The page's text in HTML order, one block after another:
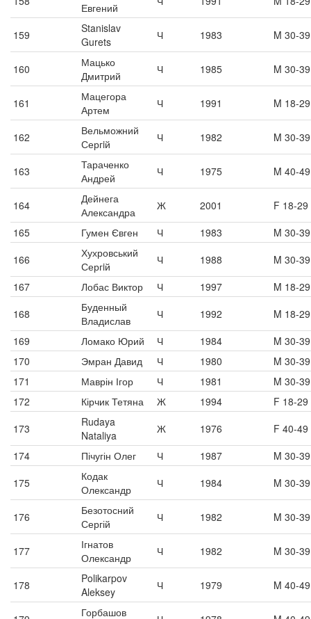
Евгений
159
Stanislav
Gurets
Ч 1983 M 30-39
160
Мацько
Дмитрий
Ч 1985 M 30-39
161
Мацегора
Артем
Ч 1991 M 18-29
162
Вельможний
Сергiй
Ч 1982 M 30-39
163
Тараченко
Андрей
Ч 1975 M 40-49
164
Дейнега
Александра
Ж 2001
F 18-29
165
Гумен Євген Ч 1983
M 30-39
166
Хухровський
Сергiй
Ч 1988
M 30-39
167
Лобас Виктор Ч 1997
M 18-29
168
Буденный
Владислав
Ч 1992
M 18-29
169
Ломако Юрий Ч 1984
M 30-39
170
Эмран Давид Ч 1980
M 30-39
171
Маврін Ігор Ч 1981
M 30-39
172
Кірчик Тетяна Ж 1994
F 18-29
173
Rudaya
Nataliya
Ж 1976
F 40-49
174
Пічугін Олег Ч 1987
M 30-39
175
Кодак
Олександр
Ч 1984 M 30-39
176
Безотосний
Сергій
Ч 1982 M 30-39
177
Ігнатов
Олександр
Ч 1982 M 30-39
178
Polikarpov
Aleksey
Ч 1979 M 40-49
Горбашов